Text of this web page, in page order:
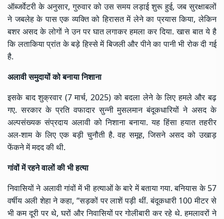
ऑब्जर्वेटरी के अनुसार, गुरुवार को उस समय लड़ाई शुरू हुई, जब सुरक्षाबलों
ने जबलेह के पास एक व्यक्ति को हिरासत में लेने का प्रयास किया, लेकिन
बशर असद के लोगों ने उन पर घात लगाकर हमला कर दिया. खास बात ये है
कि लताकिया प्रांत के बड़े हिस्से में बिजली और पीने का पानी भी रोक दी गई
है.
अलावी समुदायों को बनाया निशाना
इसके बाद शुक्रवार (7 मार्च, 2025) को बदला लेने के लिए हमले और बढ़
गए. सरकार के प्रति वफादार सुन्नी मुसलमान बंदूकधारियों ने असद के
अल्पसंख्यक संप्रदाय अलावी को निशाना बनाया. यह हिंसा हयात तहरीर
अल-शाम के लिए एक बड़ी चुनौती है. वह समूह, जिसने असद को उखाड़
फेंकने में मदद की थी.
गांवों में रहने वालों की भी हत्या
निवासियों ने अलावी गांवों में भी हत्याओं के बारे में बताया गया. बनियास के 57
वर्षीय अली शेहा ने कहा, “सड़कों पर लाशें पड़ी थीं. बंदूकधारी 100 मीटर से
भी कम दूरी पर थे, घरों और निवासियों पर गोलीबारी कर रहे थे. हमलावरों ने